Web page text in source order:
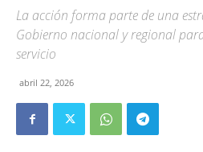
La acción forma parte de una
Gobierno nacional y regional
servicio
abril 22, 2026